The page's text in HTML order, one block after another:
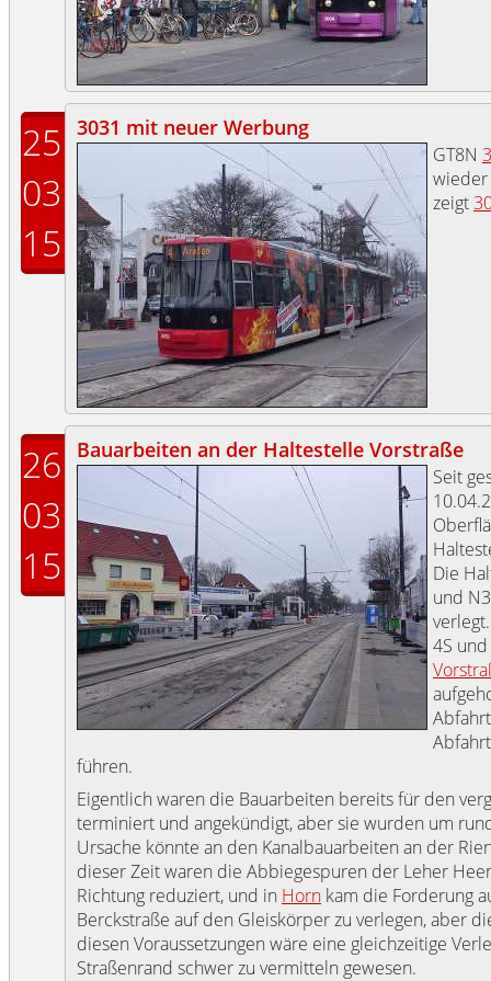
25
03
15
3031 mit neuer Werbung
GT8N
wieder
zeigt
26
03
15
Bauarbeiten an der Haltestelle Vorstraße
Seit
Die
und
4S
führen.
Eigentlich waren die Bauarbeiten bereits für den
terminiert und angekündigt, aber sie wurden um
Ursache könnte an den Kanalbauarbeiten an der
dieser Zeit waren die Abbiegespuren der Leher
Richtung reduziert, und in Horn kam die Forderung
Berckstraße auf den Gleiskörper zu verlegen, aber
diesen Voraussetzungen wäre eine gleichzeitige
Straßenrand schwer zu vermitteln gewesen.